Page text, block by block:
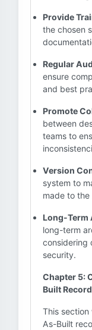
Provide
the chosen
Regular
ensure
and best
Promote
between
teams to
Version
system to
made to the
Long-Term
long-term
considering
security.
Chapter 5:
Built
This section
As-Built